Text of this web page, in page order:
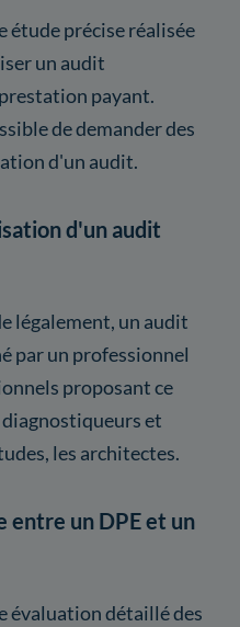
étude précise réalisée
un audit
payant.
de demander des
d'un audit.
d'un audit
légalement, un audit
par un professionnel
proposant ce
et
les architectes.
entre un DPE et un
évaluation détaillé des